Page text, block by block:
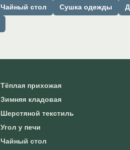
Чайный стол Сушка одежды
Тёплая прихожая
Зимняя кладовая
Шерстяной текстиль
Угол у печи
Чайный стол